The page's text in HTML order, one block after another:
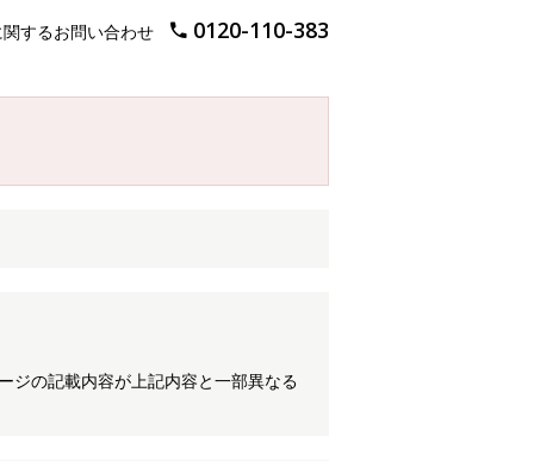
するお問い合わせ 0120-110-383
ジの記載内容が上記内容と一部異なる